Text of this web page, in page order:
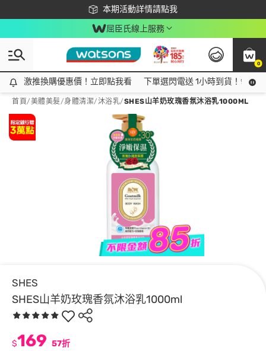
本期活動詳情請點我
下載app最高回饋$350
屈臣氏線上服務
0
激推換購優惠價！立即點我看
激推換購優惠價！立即點我看 下單選閃電送 1小時到貨！領神
首頁/美體美髮/身體清潔/沐浴乳/SHES山羊奶玫瑰香氛沐浴乳1000ML
SHES
SHES山羊奶玫瑰香氛沐浴乳1000ml
$169 57折